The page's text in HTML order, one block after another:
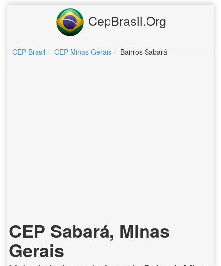
CepBrasil.Org
CEP Brasil CEP Minas Gerais Bairros Sabará
CEP Sabará, Minas
Gerais